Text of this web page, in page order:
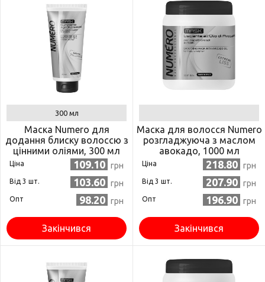
300 мл
Маска Numero для
додання блиску волоссю з
цінними оліями, 300 мл
(8011935071777)
Ціна 109.10 грн
Від 3 шт. 103.60 грн
Опт 98.20 грн
Закінчився
Маска для волосся Numero
розгладжуюча з маслом
авокадо, 1000 мл
(8011935075157)
Ціна 218.80 грн
Від 3 шт. 207.90 грн
Опт 196.90 грн
Закінчився